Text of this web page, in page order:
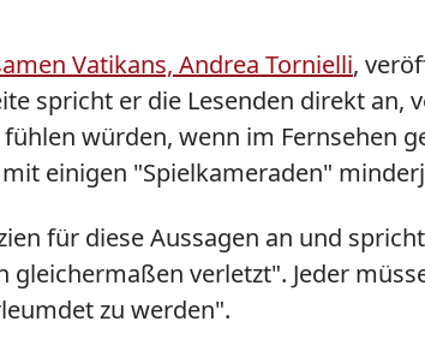
Vatikans, Andrea Tornielli,
spricht er die Lesenden direkt
würden, wenn im Fernsehen
einigen "Spielkameraden"
für diese Aussagen an und
verletzt". Jeder
zu werden".